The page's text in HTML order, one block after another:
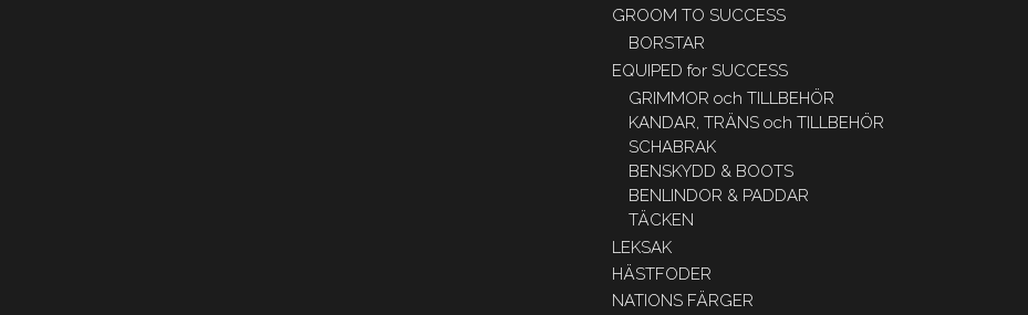
GROOM TO SUCCESS
BORSTAR
EQUIPED for SUCCESS
GRIMMOR och TILLBEHÖR
KANDAR, TRÄNS och TILLBEHÖR
SCHABRAK
BENSKYDD & BOOTS
BENLINDOR & PADDAR
TÄCKEN
LEKSAK
HÄSTFODER
NATIONS FÄRGER